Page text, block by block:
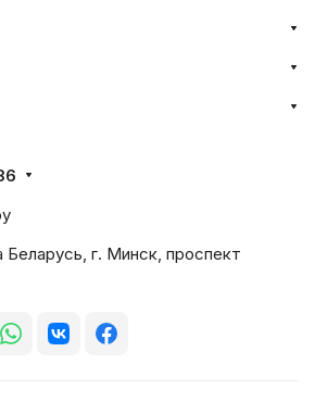
Беларусь, г. Минск, проспект